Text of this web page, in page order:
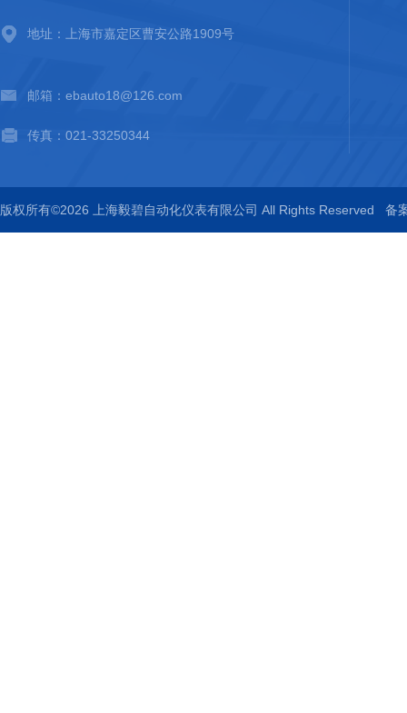
地址：上海市嘉定区曹安公路1909号
邮箱：ebauto18@126.com
传真：021-33250344
版权所有©2026 上海毅碧自动化仪表有限公司 All Rights Reserved 备